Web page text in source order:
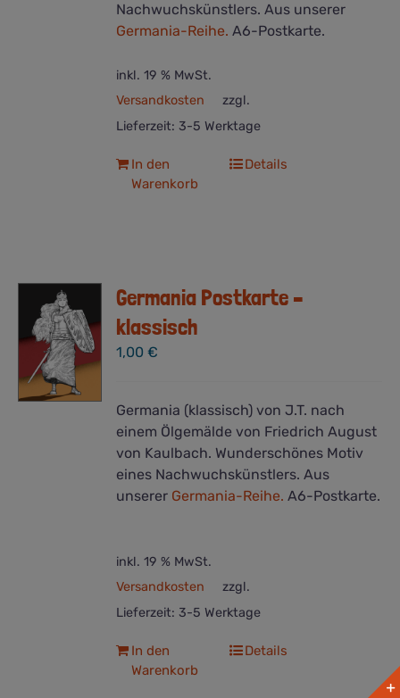
Nachwuchskünstlers. Aus unserer
Germania-Reihe. A6-Postkarte.
inkl. 19 % MwSt.
zzgl.
Versandkosten
Lieferzeit: 3-5 Werktage
In den
Warenkorb
Details
Germania Postkarte –
klassisch
1,00€
Germania (klassisch) von J.T. nach
einem Ölgemälde von Friedrich August
von Kaulbach. Wunderschönes Motiv
eines Nachwuchskünstlers. Aus
unserer Germania-Reihe. A6-Postkarte.
inkl. 19 % MwSt.
zzgl.
Versandkosten
Lieferzeit: 3-5 Werktage
In den
Warenkorb
Details